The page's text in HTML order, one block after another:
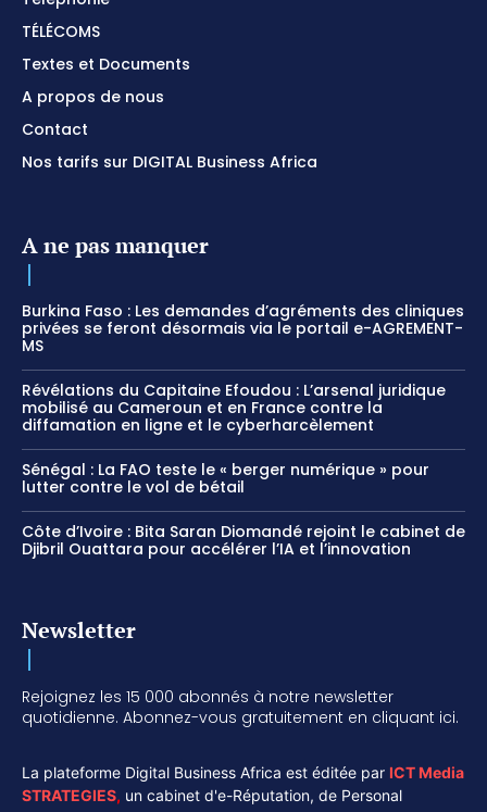
TÉLÉCOMS
Textes et Documents
A propos de nous
Contact
Nos tarifs sur DIGITAL Business Africa
A ne pas manquer
Burkina Faso : Les demandes d’agréments des cliniques
privées se feront désormais via le portail e-AGREMENT-
MS
Révélations du Capitaine Efoudou : L’arsenal juridique
mobilisé au Cameroun et en France contre la
diffamation en ligne et le cyberharcèlement
Sénégal : La FAO teste le « berger numérique » pour
lutter contre le vol de bétail
Côte d’Ivoire : Bita Saran Diomandé rejoint le cabinet de
Djibril Ouattara pour accélérer l’IA et l’innovation
Newsletter
Rejoignez les 15 000 abonnés à notre newsletter
quotidienne. Abonnez-vous gratuitement en cliquant ici.
La plateforme Digital Business Africa est éditée par ICT Media
STRATEGIES, un cabinet d'e-Réputation, de Personal